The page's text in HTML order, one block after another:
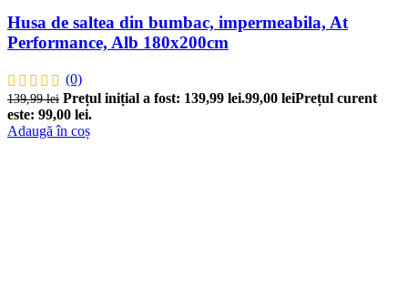
Husa de saltea din bumbac, impermeabila, At
Performance, Alb 180x200cm
(0)
139,99lei Prețul inițial a fost: 139,99 lei.99,00 leiPrețul curent
este: 99,00 lei.
Adaugă în coș